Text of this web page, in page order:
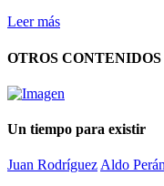
Leer más
OTROS
Un tiempo para existir
Juan Rodríguez Aldo Perán